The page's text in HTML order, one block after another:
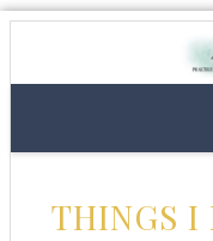
THINGS I